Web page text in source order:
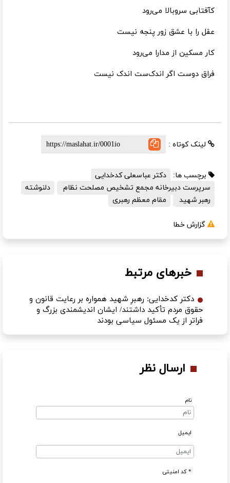
کآفتابی سروبالا می‌رود
عقل را با عشق زور پنجه نیست
کار مسکین از مدارا می‌رود
فراق دوست اگر اندک‌ست اندک نیست
لینک کوتاه :
برچسب ها:
دکتر عباسعلی کدخدایی
سرپرست دبیرخانه مجمع تشخیص مصلحت نظام
دلنوشته
رهبر شهید
مقام معظم رهبری
گزارش خطا
خبرهای مرتبط
دکتر کدخدایی: رهبرِ شهید همواره بر رعایت قانون و
حقوق مردم تأکید داشتند/ ایشان اندیشمندی بزرگ و
فراتر از یک مسئول سیاسی بودند
ارسال نظر
نام
ایمیل
* کد امنیتی